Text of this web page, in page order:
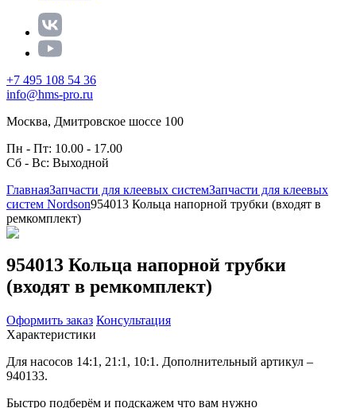
+7 495 108 54 36
info@hms-pro.ru
Москва, Дмитровское шоссе 100
Пн - Пт: 10.00 - 17.00
Сб - Вс: Выходной
ГлавнаяЗапчасти для клеевых системЗапчасти для клеевых
систем Nordson954013 Кольца напорной трубки (входят в
ремкомплект)
954013 Кольца напорной трубки
(входят в ремкомплект)
Оформить заказ Консультация
Характеристики
Для насосов 14:1, 21:1, 10:1. Дополнительный артикул –
940133.
Быстро подберём и подскажем что вам нужно